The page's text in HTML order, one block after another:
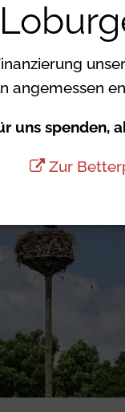
angemessen
uns spenden,
Zur